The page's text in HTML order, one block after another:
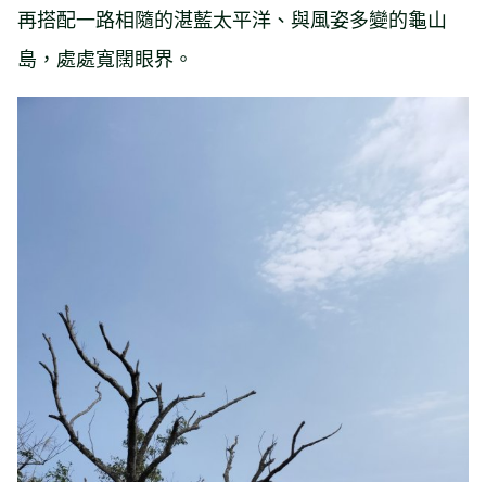
再搭配一路相隨的湛藍太平洋、與風姿多變的龜山
島，處處寬闊眼界。